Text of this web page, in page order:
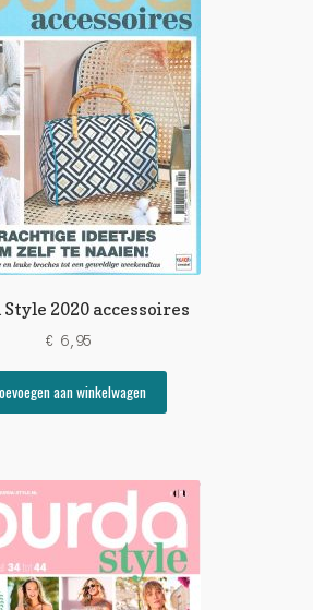
2020 accessoires
€ 6,95
aan winkelwagen